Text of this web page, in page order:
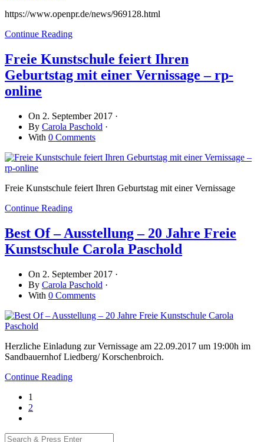
https://www.openpr.de/news/969128.html
Continue Reading
Freie Kunstschule feiert Ihren
Geburtstag mit einer Vernissage – rp-
online
On 2. September 2017 ·
By Carola Paschold ·
With 0 Comments
Freie Kunstschule feiert Ihren Geburtstag mit einer Vernissage
Continue Reading
Best Of – Ausstellung – 20 Jahre Freie
Kunstschule Carola Paschold
On 2. September 2017 ·
By Carola Paschold ·
With 0 Comments
Herzliche Einladung zur Vernissage am 22.09.2017 um 19:00h im
Sandbauernhof Liedberg/ Korschenbroich.
Continue Reading
1
2